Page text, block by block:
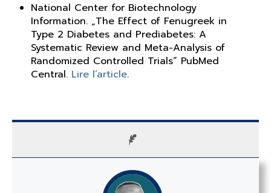
National Center for Biotechnology
Information. „The Effect of Fenugreek in
Type 2 Diabetes and Prediabetes: A
Systematic Review and Meta-Analysis of
Randomized Controlled Trials“ PubMed
Central. Lire l’article.